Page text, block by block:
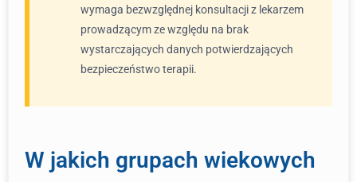
wymaga bezwzględnej konsultacji z lekarzem
prowadzącym ze względu na brak
wystarczających danych potwierdzających
bezpieczeństwo terapii.
W jakich grupach wiekowych